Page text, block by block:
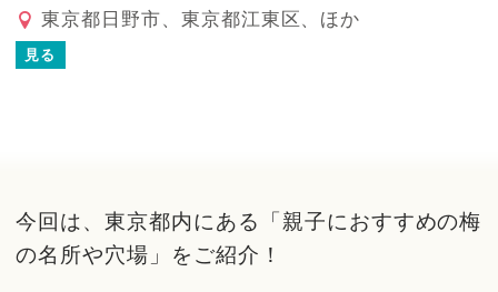
東京都日野市、東京都江東区、ほか
見る
今回は、東京都内にある「親子におすすめの梅
の名所や穴場」をご紹介！